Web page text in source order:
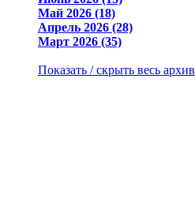
Май 2026 (18)
Апрель 2026 (28)
Март 2026 (35)
Показать / скрыть весь архив